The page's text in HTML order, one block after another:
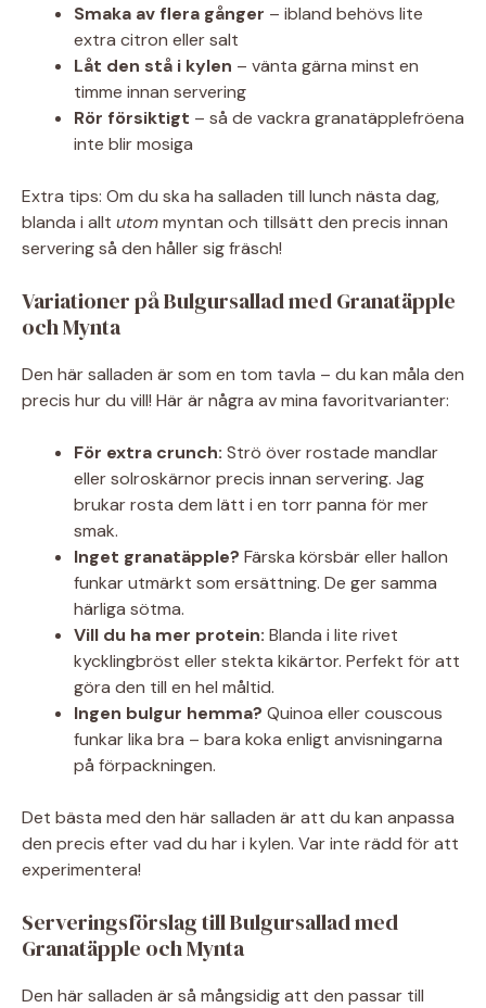
Smaka av flera gånger – ibland behövs lite
extra citron eller salt
Låt den stå i kylen – vänta gärna minst en
timme innan servering
Rör försiktigt – så de vackra granatäpplefröena
inte blir mosiga
Extra tips: Om du ska ha salladen till lunch nästa dag,
blanda i allt utommyntan och tillsätt den precis innan
servering så den håller sig fräsch!
Variationer på Bulgursallad med Granatäpple
och Mynta
Den här salladen är som en tom tavla – du kan måla den
precis hur du vill! Här är några av mina favoritvarianter:
För extra crunch: Strö över rostade mandlar
eller solroskärnor precis innan servering. Jag
brukar rosta dem lätt i en torr panna för mer
smak.
Inget granatäpple? Färska körsbär eller hallon
funkar utmärkt som ersättning. De ger samma
härliga sötma.
Vill du ha mer protein: Blanda i lite rivet
kycklingbröst eller stekta kikärtor. Perfekt för att
göra den till en hel måltid.
Ingen bulgur hemma? Quinoa eller couscous
funkar lika bra – bara koka enligt anvisningarna
på förpackningen.
Det bästa med den här salladen är att du kan anpassa
den precis efter vad du har i kylen. Var inte rädd för att
experimentera!
Serveringsförslag till Bulgursallad med
Granatäpple och Mynta
Den här salladen är så mångsidig att den passar till